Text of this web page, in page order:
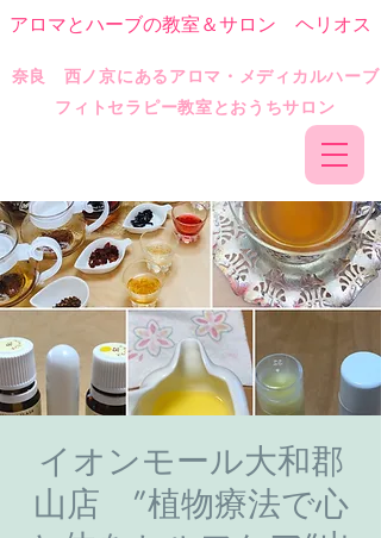
​奈良 西ノ京にあるアロマ・メディカルハーブ
フィトセラピー教室とおうちサロン
アロマとハーブの教室＆サロン ヘリオス
イオンモール大和郡
山店 ”植物療法で心